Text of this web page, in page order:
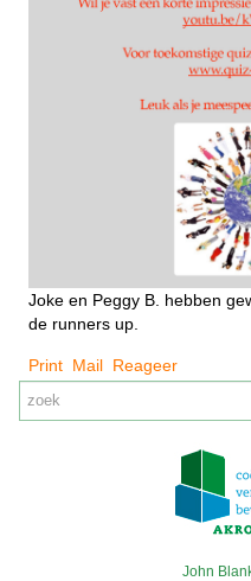
Joke en Peggy B. hebben
de runners up.
Print Mail Reageer
John